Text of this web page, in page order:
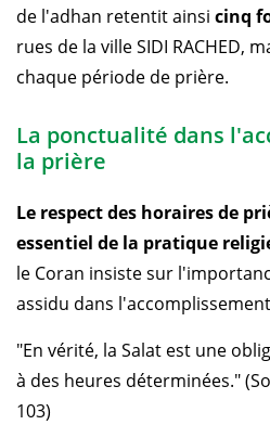
de l'adhan retentit ainsi cinq
rues de la ville SIDI RACHED,
chaque période de prière.
La ponctualité dans
la prière
Le respect des horaires de
essentiel de la pratique
le Coran insiste sur
assidu dans
"En vérité, la Salat est une
à des heures déterminées."
103)